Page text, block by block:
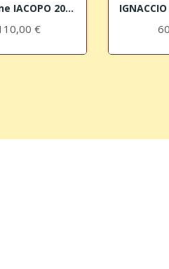
Selezione IACOPO 2021 Rosso di Montalcino DOC...
€